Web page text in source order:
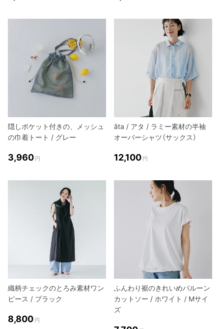
隠しポケット付きの、メッシュ
の巾着トート / グレー
3,960 円
āta / アタ / ラミー素材の半袖
オーバーシャツ（サックス）
12,100 円
織柄チェックのとろみ素材ワン
ピース / ブラック
8,800 円
ふんわり裾のきれいめバルーン
カットソー / ホワイト / Mサイ
ズ